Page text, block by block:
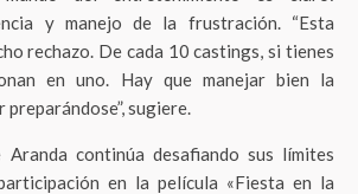
y manejo de la frustración. “Esta
rechazo. De cada 10 castings, si tienes
en uno. Hay que manejar bien la
sugiere.
continúa desafiando sus límites
en la película «Fiesta en la